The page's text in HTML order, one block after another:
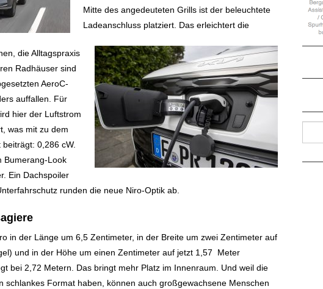
Mitte des angedeuteten Grills ist der beleuchtete
Ladeanschluss platziert. Das erleichtert die
die Alltagspraxis
Radhäuser sind
AeroC-
auffallen. Für
hier der Luftstrom
was mit zu dem
0,286 cW.
Bumerang-Look
Ein Dachspoiler
runden die neue Niro-Optik ab.
in der Länge um 6,5 Zentimeter, in der Breite um zwei Zentimeter auf
und in der Höhe um einen Zentimeter auf jetzt 1,57 Meter
bei 2,72 Metern. Das bringt mehr Platz im Innenraum. Und weil die
schlankes Format haben, können auch großgewachsene Menschen